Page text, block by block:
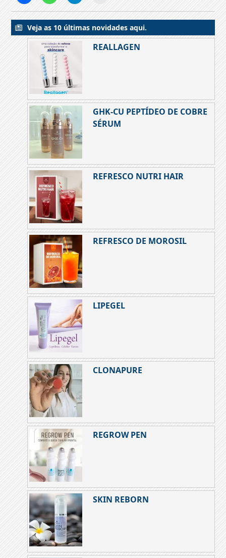
Veja as 10 últimas novidades aqui.
REALLAGEN
GHK-CU PEPTÍDEO DE COBRE
SÉRUM
REFRESCO NUTRI HAIR
REFRESCO DE MOROSIL
LIPEGEL
CLONAPURE
REGROW PEN
SKIN REBORN